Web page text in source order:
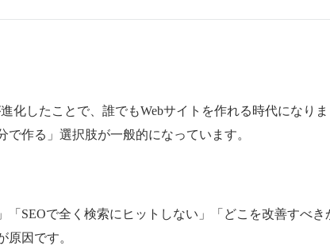
化したことで、誰でもWebサイトを作れる時代になりま
作る」選択肢が一般的になっています。
SEOで全く検索にヒットしない」「どこを改善すべき
因です。